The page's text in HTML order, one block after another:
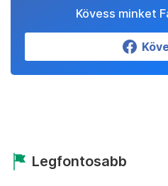
Kövess minket
Legfontosabb